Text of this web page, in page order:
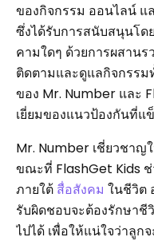
ของกิจกรรม ออนไลน์
ซึ่งได้รับการสนับสนุนโด
คามใดๆ ด้วยการผสาน
ติดตามและดูแลกิจกรร
ของ Mr. Number และ
เยี่ยมของแนวป้องกันที่แ
Mr. Number เชี่ยวชาญ
ขณะที่ FlashGet Kids ช่
ภายใต้ สื่อสังคม ในชีวิต
รับผิดชอบจะต้องรักษาชี
ไปได้ เพื่อให้แน่ใจว่าลูก